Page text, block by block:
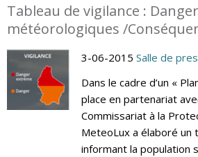
Tableau de vigilance :
météorologiques /
3-06-2015 Salle de
Dans le cadre d’un «
place en partenariat
Commissariat à la
MeteoLux a élaboré un
informant la population